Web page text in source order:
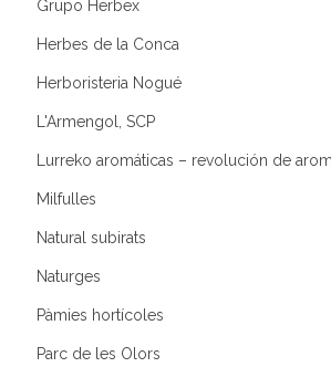
Grupo Herbex
Herbes de la Conca
Herboristeria Nogué
L'Armengol, SCP
Lurreko aromáticas – revolución de
Milfulles
Natural subirats
Naturges
Pàmies hortícoles
Parc de les Olors